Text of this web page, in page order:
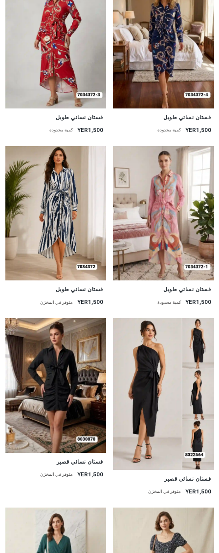
فستان نسائي طويل
YER1,500 كمية محدودة
فستان نسائي طويل
YER1,500 كمية محدودة
جديد
فستان نسائي طويل
YER1,500 كمية محدودة
فستان نسائي طويل
YER1,500 متوفر في المخزن
فستان نسائي قصير
YER1,500 متوفر في المخزن
فستان نسائي قصير
YER1,500 متوفر في المخزن